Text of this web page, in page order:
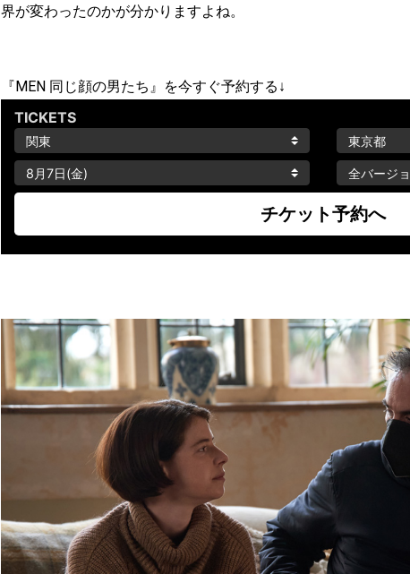
界が変わったのかが分かりますよね。
『MEN 同じ顔の男たち』を今すぐ予約する↓